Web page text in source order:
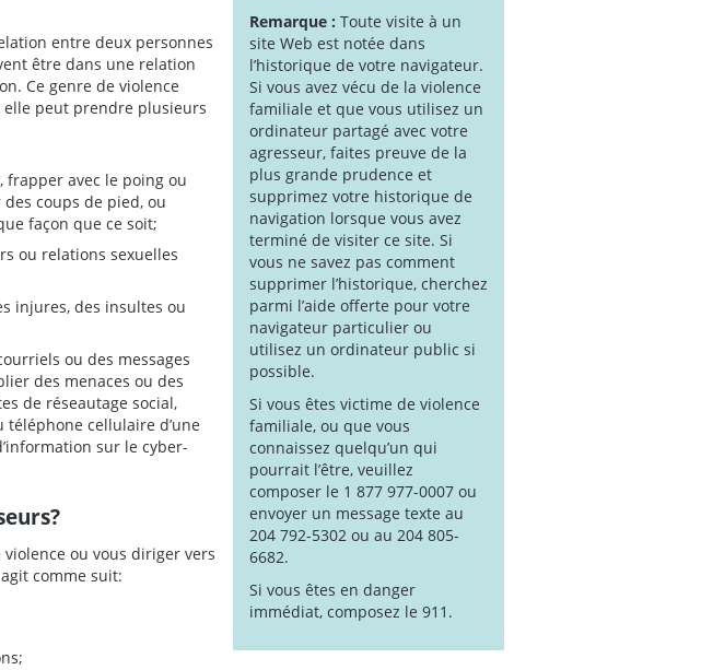
Remarque : Toute visite à un
site Web est notée dans
l’historique de votre navigateur.
Si vous avez vécu de la violence
familiale et que vous utilisez un
ordinateur partagé avec votre
agresseur, faites preuve de la
plus grande prudence et
supprimez votre historique de
navigation lorsque vous avez
terminé de visiter ce site. Si
vous ne savez pas comment
supprimer l’historique, cherchez
parmi l’aide offerte pour votre
navigateur particulier ou
utilisez un ordinateur public si
possible.
Si vous êtes victime de violence
familiale, ou que vous
connaissez quelqu’un qui
pourrait l’être, veuillez
composer le 1 877 977-0007 ou
envoyer un message texte au
204 792-5302 ou au 204 805-
6682.
Si vous êtes en danger
immédiat, composez le 911.
entre deux personnes
être dans une relation
Ce genre de violence
peut prendre plusieurs
frapper avec le poing ou
coups de pied, ou
façon que ce soit;
ou relations sexuelles
injures, des insultes ou
ou des messages
des menaces ou des
de réseautage social,
téléphone cellulaire d’une
sur le cyber-
ou vous diriger vers
comme suit: